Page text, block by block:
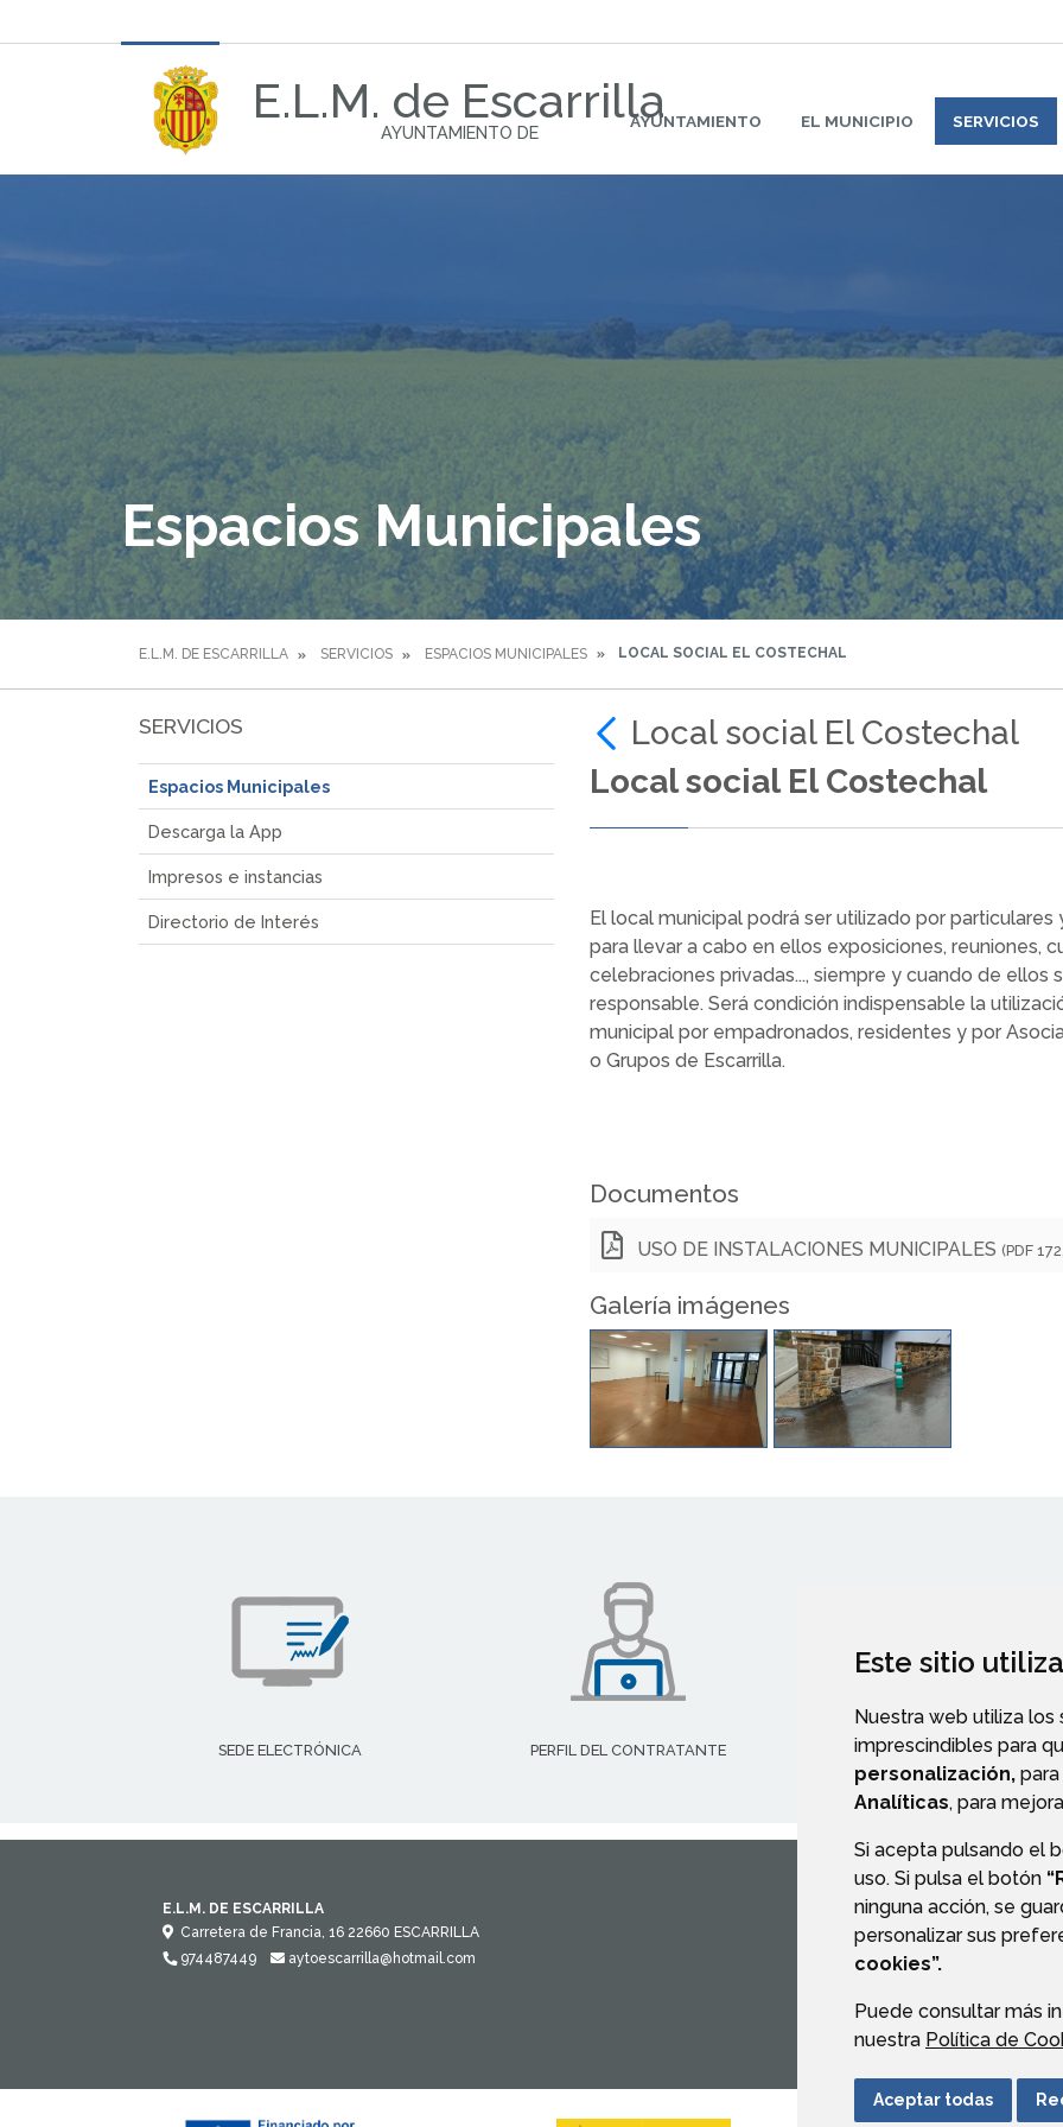
Este sitio
Nuestra web utiliza los
imprescindibles para
personalización,
Analíticas, para
Si acepta pulsando el
uso. Si pulsa el botón
ninguna acción, se
personalizar sus
cookies”.
Puede consultar más
nuestra Política de
Aceptar todas
E.L.M. de Escarrilla
AYUNTAMIENTO DE
AYUNTAMIENTO EL MUNICIPIO SERVICIOS
Espacios Municipales
E.L.M. DE ESCARRILLA SERVICIOS ESPACIOS MUNICIPALES LOCAL SOCIAL EL COSTECHAL
SERVICIOS
Espacios Municipales
Descarga la App
Impresos e instancias
Directorio de Interés
Local social El Costechal
Local social El Costechal
El local municipal podrá ser utilizado por particulares
para llevar a cabo en ellos exposiciones, reuniones,
celebraciones privadas..., siempre y cuando de ellos
responsable. Será condición indispensable la
municipal por empadronados, residentes y por
o Grupos de Escarrilla.
Documentos
USO DE INSTALACIONES MUNICIPALES (PDF
Galería imágenes
SEDE ELECTRÓNICA PERFIL DEL CONTRATANTE PORTAL DE
E.L.M. DE ESCARRILLA
Carretera de Francia, 16 22660 ESCARRILLA
974487449
aytoescarrilla@hotmail.com
CONTACTO MAPA WEB